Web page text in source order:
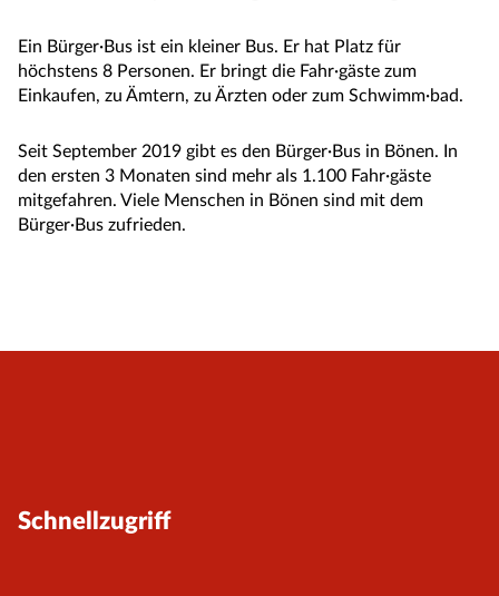
Ein Bürger·Bus ist ein kleiner Bus. Er hat Platz für
höchstens 8 Personen. Er bringt die Fahr·gäste zum
Einkaufen, zu Ämtern, zu Ärzten oder zum Schwimm·bad.
Seit September 2019 gibt es den Bürger·Bus in Bönen. In
den ersten 3 Monaten sind mehr als 1.100 Fahr·gäste
mitgefahren. Viele Menschen in Bönen sind mit dem
Bürger·Bus zufrieden.
Schnellzugriff